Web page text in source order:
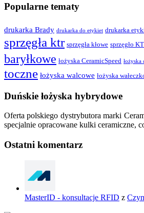
Popularne tematy
drukarka Brady drukarka do etykiet drukarka
sprzęgła ktr sprzęgła kłowe sprzęgło
baryłkowe łożyska CeramicSpeed łożyska
toczne łożyska walcowe łożyska
Duńskie łożyska hybrydowe
Oferta polskiego dystrybutora marki
specjalnie opracowane kulki ceramiczne,
Ostatni komentarz
MasterID - konsultacje RFID z